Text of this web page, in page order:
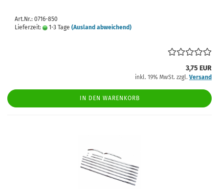
Art.Nr.: 0716-850
Lieferzeit:
1-3 Tage (Ausland abweichend)
3,75 EUR
inkl. 19% MwSt. zzgl. Versand
IN DEN WARENKORB